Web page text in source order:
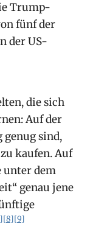
Trump-
fünf der
der US-
die sich
Auf der
genug sind,
kaufen. Auf
unter dem
genau jene
[8][9]